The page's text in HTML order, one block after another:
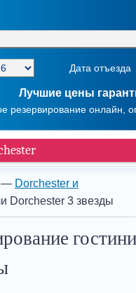
Дата отъезда
Лучшие цены
резервирование онлайн,
— Dorchester и
Dorchester 3 звезды